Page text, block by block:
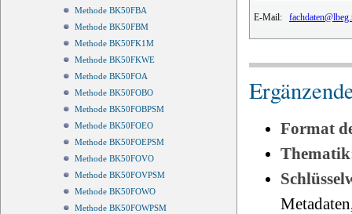
Methode BK50FBA
Methode BK50FBM
Methode BK50FK1M
Methode BK50FKWE
Methode BK50FOA
Methode BK50FOBO
Methode BK50FOBPSM
Methode BK50FOEO
Methode BK50FOEPSM
Methode BK50FOVO
Methode BK50FOVPSM
Methode BK50FOWO
Methode BK50FOWPSM
E-Mail:
Format